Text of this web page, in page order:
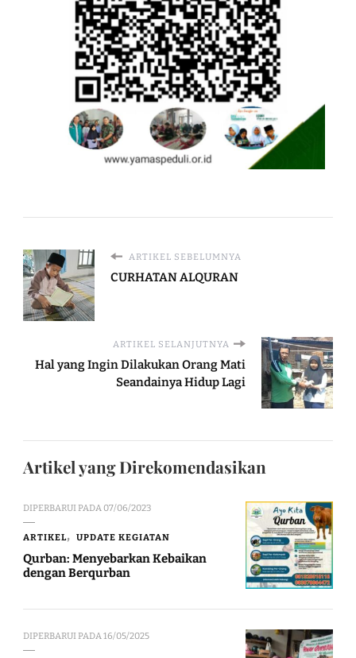
ARTIKEL SEBELUMNYA
CURHATAN ALQURAN
ARTIKEL SELANJUTNYA
Hal yang Ingin Dilakukan Orang Mati
Seandainya Hidup Lagi
Artikel yang Direkomendasikan
DIPERBARUI PADA 07/06/2023
ARTIKEL UPDATE KEGIATAN
Qurban: Menyebarkan Kebaikan
dengan Berqurban
DIPERBARUI PADA 16/05/2025